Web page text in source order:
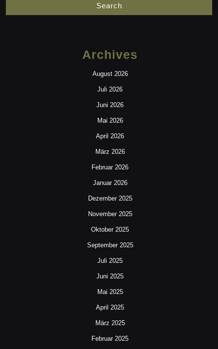
Archives
August 2026
Juli 2026
Juni 2026
Mai 2026
April 2026
März 2026
Februar 2026
Januar 2026
Dezember 2025
November 2025
Oktober 2025
September 2025
Juli 2025
Juni 2025
Mai 2025
April 2025
März 2025
Februar 2025